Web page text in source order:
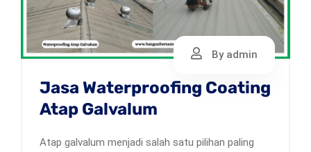
By admin
Jasa Waterproofing Coating
Atap Galvalum
Atap galvalum menjadi salah satu pilihan paling